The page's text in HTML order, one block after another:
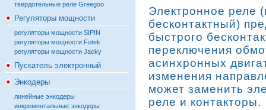
твердотельные реле Greegoo
Регуляторы мощности
регуляторы мощности SIPIN
регуляторы мощности Fotek
регуляторы мощности Jacky
Пускатель электронный
Энкодеры
линейные энкодеры
инкрементальные энкодеры
Электронное реле
бесконтактный)
быстрого
переключения
асинхронных
изменения
может заменить
реле и контакторы.